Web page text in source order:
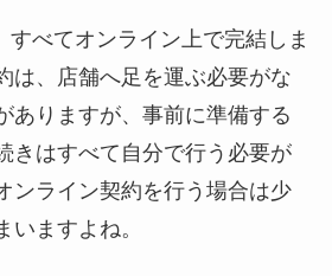
すべてオンライン上で完結しま
は、店舗へ足を運ぶ必要がな
ありますが、事前に準備する
きはすべて自分で行う必要が
ンライン契約を行う場合は少
いますよね。